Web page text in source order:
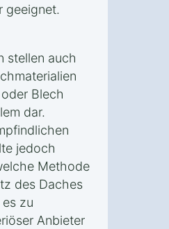
geeignet.
stellen auch
Blech
dar.
jedoch
Methode
des Daches
zu
Anbieter